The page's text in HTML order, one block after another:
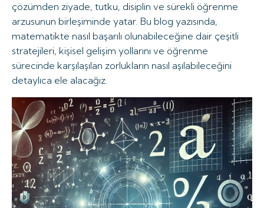
çözümden ziyade, tutku, disiplin ve sürekli öğrenme
arzusunun birleşiminde yatar. Bu blog yazısında,
matematikte nasıl başarılı olunabileceğine dair çeşitli
stratejileri, kişisel gelişim yollarını ve öğrenme
sürecinde karşılaşılan zorlukların nasıl aşılabileceğini
detaylıca ele alacağız.